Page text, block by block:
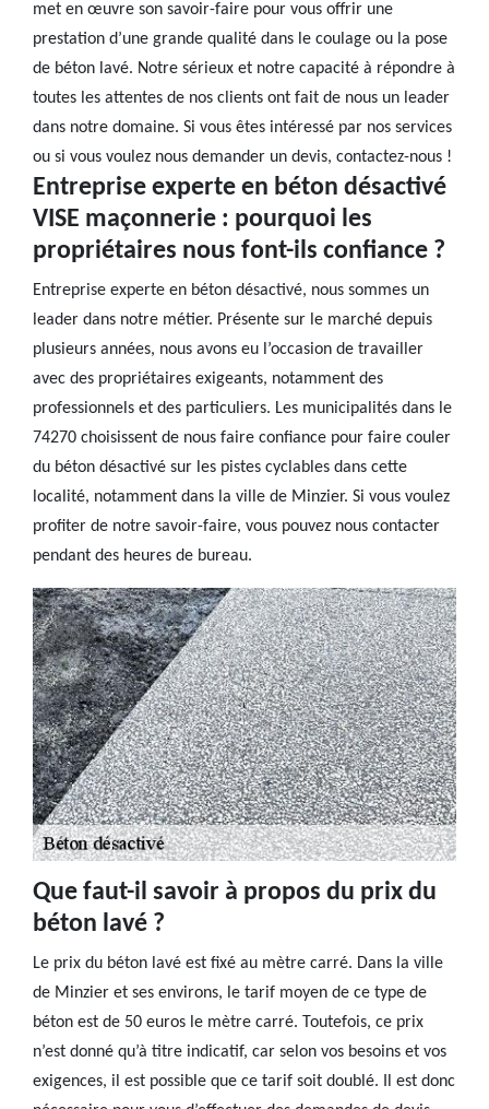
met en œuvre son savoir-faire pour vous offrir une
prestation d’une grande qualité dans le coulage ou la pose
de béton lavé. Notre sérieux et notre capacité à répondre à
toutes les attentes de nos clients ont fait de nous un leader
dans notre domaine. Si vous êtes intéressé par nos services
ou si vous voulez nous demander un devis, contactez-nous !
Entreprise experte en béton désactivé
VISE maçonnerie : pourquoi les
propriétaires nous font-ils confiance ?
Entreprise experte en béton désactivé, nous sommes un
leader dans notre métier. Présente sur le marché depuis
plusieurs années, nous avons eu l’occasion de travailler
avec des propriétaires exigeants, notamment des
professionnels et des particuliers. Les municipalités dans le
74270 choisissent de nous faire confiance pour faire couler
du béton désactivé sur les pistes cyclables dans cette
localité, notamment dans la ville de Minzier. Si vous voulez
profiter de notre savoir-faire, vous pouvez nous contacter
pendant des heures de bureau.
Que faut-il savoir à propos du prix du
béton lavé ?
Le prix du béton lavé est fixé au mètre carré. Dans la ville
de Minzier et ses environs, le tarif moyen de ce type de
béton est de 50 euros le mètre carré. Toutefois, ce prix
n’est donné qu’à titre indicatif, car selon vos besoins et vos
exigences, il est possible que ce tarif soit doublé. Il est donc